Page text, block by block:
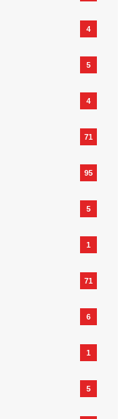
4
5
4
71
95
5
1
71
6
1
5